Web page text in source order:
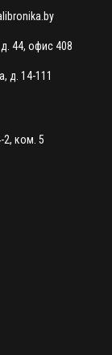
44, офис 408
д. 14-111
2, ком. 5